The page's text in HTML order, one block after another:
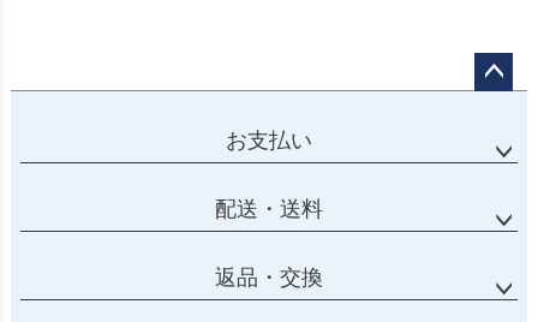
お支払い
配送・送料
返品・交換